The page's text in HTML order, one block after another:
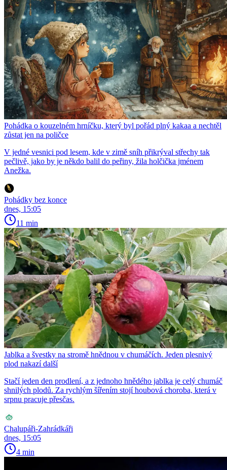
Pohádka o kouzelném hrníčku, který byl pořád plný kakaa a nechtěl
zůstat jen na poličce
V jedné vesnici pod lesem, kde v zimě sníh přikrýval střechy tak
pečlivě, jako by je někdo balil do peřiny, žila holčička jménem
Anežka.
Pohádky bez konce
dnes, 15:05
11 min
Jablka a švestky na stromě hnědnou v chumáčích. Jeden plesnivý
plod nakazí další
Stačí jeden den prodlení, a z jednoho hnědého jablka je celý chumáč
shnilých plodů. Za rychlým šířením stojí houbová choroba, která v
srpnu pracuje přesčas.
Chalupáři-Zahrádkáři
dnes, 15:05
4 min